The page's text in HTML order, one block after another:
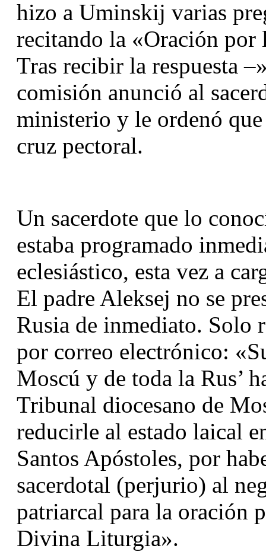
hizo a Uminskij varias
recitando la «Oración por
Tras recibir la respuesta
comisión anunció al
ministerio y le ordenó
cruz pectoral.
Un sacerdote que lo
estaba programado
eclesiástico, esta vez a
El padre Aleksej no se
Rusia de inmediato.
por correo electrónico:
Moscú y de toda la Rus’
Tribunal diocesano de
reducirle al estado laical
Santos Apóstoles, por
sacerdotal (perjurio) al
patriarcal para la oración
Divina Liturgia».